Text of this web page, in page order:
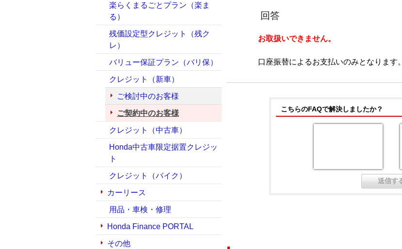
楽らくまるごとプラン（楽ま
る）
残価設定型クレジット（残ク
レ）
バリュー保証プラン（バリ保）
クレジット（新車）
ご検討中のお客様
ご契約中のお客様
クレジット（中古車）
Honda中古車限定据置クレジッ
ト
クレジット（バイク）
カーリース
用品・車検・修理
Honda Finance PORTAL
その他
回答
お取扱いできません。
口座振替によるお支払いのみとなります。
こちらのFAQで解決しましたか？